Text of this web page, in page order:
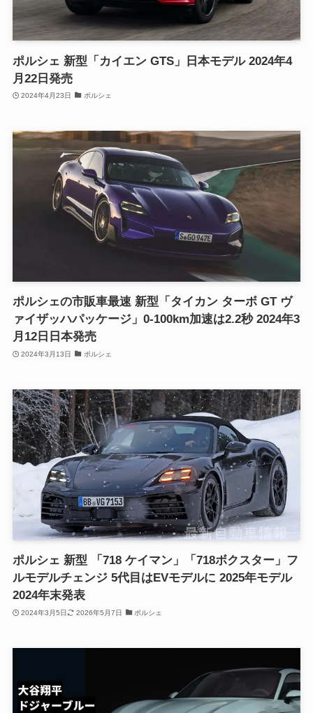
ポルシェ 新型「カイエン GTS」日本モデル 2024年4
月22日発売
2024年4月23日 ポルシェ
ポルシェの市販車最速 新型「タイカン ターボ GT ヴ
ァイザッハパッケージ」0-100km加速は2.2秒 2024年3
月12日日本発売
2024年3月13日 ポルシェ
ポルシェ 新型 「718 ケイマン」「718ボクスター」フ
ルモデルチェンジ 5代目はEVモデルに 2025年モデル
2024年末発表
2024年3月5日 2026年5月7日 ポルシェ